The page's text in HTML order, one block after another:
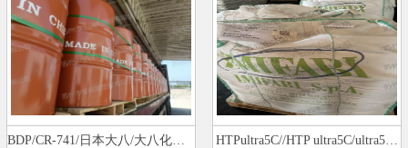
BDP/CR-741/日本大八/大八化工/大… HTPultra5C//HTP ultra5C/ultra5…